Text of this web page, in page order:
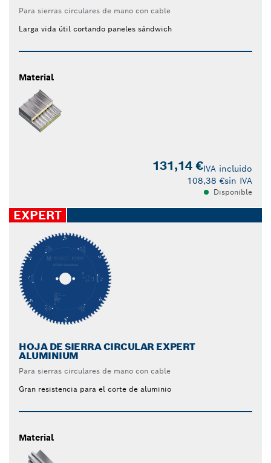
Para sierras circulares de mano con cable
Larga vida útil cortando paneles sándwich
Material
131,14 €IVA incluido
108,38 €sin IVA
Disponible
EXPERT
HOJA DE SIERRA CIRCULAR EXPERT
ALUMINIUM
Para sierras circulares de mano con cable
Gran resistencia para el corte de aluminio
Material